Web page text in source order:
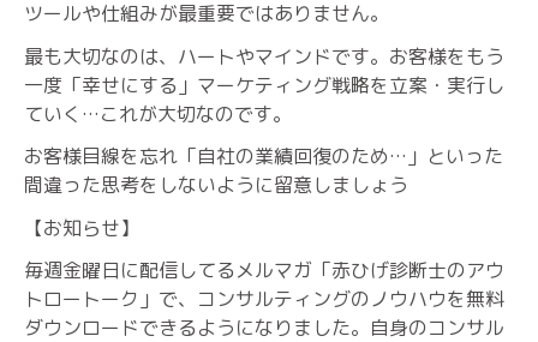
ツールや仕組みが最重要ではありません。
最も大切なのは、ハートやマインドです。お客様をもう
一度「幸せにする」マーケティング戦略を立案・実行し
ていく…これが大切なのです。
お客様目線を忘れ「自社の業績回復のため…」といった
間違った思考をしないように留意しましょう
【お知らせ】
毎週金曜日に配信してるメルマガ「赤ひげ診断士のアウ
トロートーク」で、コンサルティングのノウハウを無料
ダウンロードできるようになりました。自身のコンサル